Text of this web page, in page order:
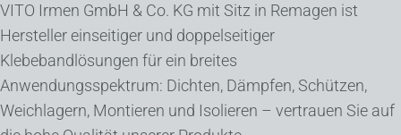
VITO Irmen GmbH & Co. KG mit Sitz in Remagen ist
Hersteller einseitiger und doppelseitiger
Klebebandlösungen für ein breites
Anwendungsspektrum: Dichten, Dämpfen, Schützen,
Weichlagern, Montieren und Isolieren – vertrauen Sie auf